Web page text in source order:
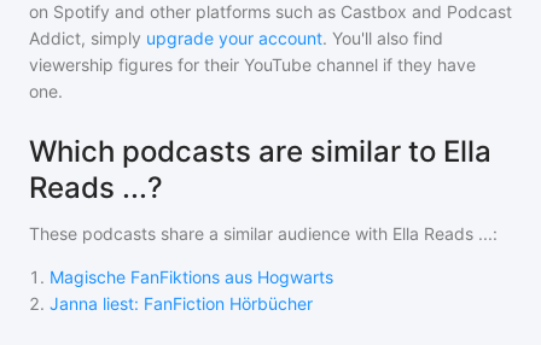
on Spotify and other platforms such as Castbox and Podcast
Addict, simply upgrade your account. You'll also find
viewership figures for their YouTube channel if they have
one.
Which podcasts are similar to Ella
Reads ...?
These podcasts share a similar audience with Ella Reads ...:
1 . Magische FanFiktions aus Hogwarts
2. Janna liest: FanFiction Hörbücher